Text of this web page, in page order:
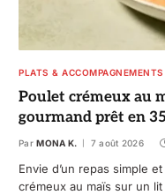
PLATS & ACCOMPAGNEMENTS
Poulet crémeux au
gourmand prêt en
Par MONA K. 7 août 2026
Envie d’un repas simple
crémeux au maïs sur un